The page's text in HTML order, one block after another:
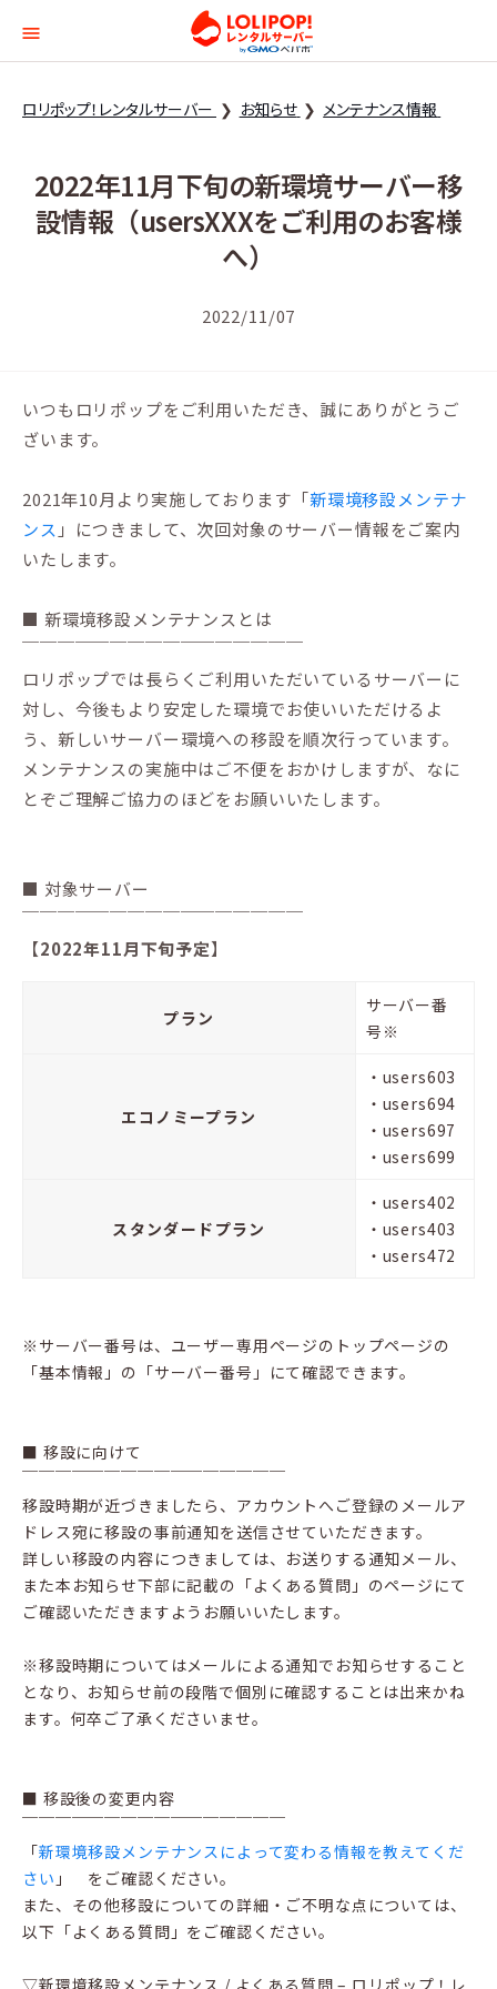
ロリポップ！レンタル
ロリポップ！レンタルサーバー お知らせ メンテナンス情報
2022年11月下旬の新環境サーバー移
設情報（usersXXXをご利用のお客様
へ）
2022/11/07
いつもロリポップをご利用いただき、誠にありがとうご
ざいます。
2021年10月より実施しております「新環境移設メンテナ
ンス 」につきまして、次回対象のサーバー情報をご案内
いたします。
■ 新環境移設メンテナンスとは
￣￣￣￣￣￣￣￣￣￣￣￣￣￣￣￣
ロリポップでは長らくご利用いただいているサーバーに
対し、今後もより安定した環境でお使いいただけるよ
う、新しいサーバー環境への移設を順次行っています。
メンテナンスの実施中はご不便をおかけしますが、なに
とぞご理解ご協力のほどをお願いいたします。
■ 対象サーバー
￣￣￣￣￣￣￣￣￣￣￣￣￣￣￣￣
【2022年11月下旬予定】
プラン
サーバー番
号※
エコノミープラン
・users603
・users694
・users697
・users699
スタンダードプラン
・users402
・users403
・users472
※サーバー番号は、ユーザー専用ページのトップページの
「基本情報」の「サーバー番号」にて確認できます。
■ 移設に向けて
￣￣￣￣￣￣￣￣￣￣￣￣￣￣￣￣
移設時期が近づきましたら、アカウントへご登録のメールア
ドレス宛に移設の事前通知を送信させていただきます。
詳しい移設の内容につきましては、お送りする通知メール、
また本お知らせ下部に記載の「よくある質問」のページにて
ご確認いただきますようお願いいたします。
※移設時期についてはメールによる通知でお知らせすること
となり、お知らせ前の段階で個別に確認することは出来かね
ます。何卒ご了承くださいませ。
■ 移設後の変更内容
￣￣￣￣￣￣￣￣￣￣￣￣￣￣￣￣
「新環境移設メンテナンスによって変わる情報を教えてくだ
さい 」 をご確認ください。
また、その他移設についての詳細・ご不明な点については、
以下「よくある質問」をご確認ください。
▽新環境移設メンテナンス / よくある質問 – ロリポップ！レ